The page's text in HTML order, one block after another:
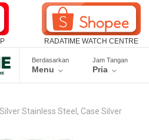
RADATIME WATCH CENTRE
Berdasarkan
Menu
Jam Tangan
Pria
Stainless Steel, Case Silver